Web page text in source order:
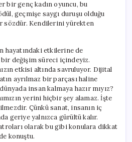
bir genç kadın oyuncu, bu
geçmişe saygı duruşu olduğu
sözdür. Kendilerini yürekten
hayatındaki etkilerine de
bir değişim süreci içindeyiz.
etkisi altında savruluyor. Dijital
ayrılmaz bir parçası haline
insan kalmaya hazır mıyız?
yerini hiçbir şey alamaz. İşte
Çünkü sanat, insanın iç
geriye yalnızca gürültü kalır.
olarak bu gibi konulara dikkat
konuştu.